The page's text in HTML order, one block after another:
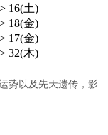
16(土)
18(金)
17(金)
32(木)
势以及先天遗传，影